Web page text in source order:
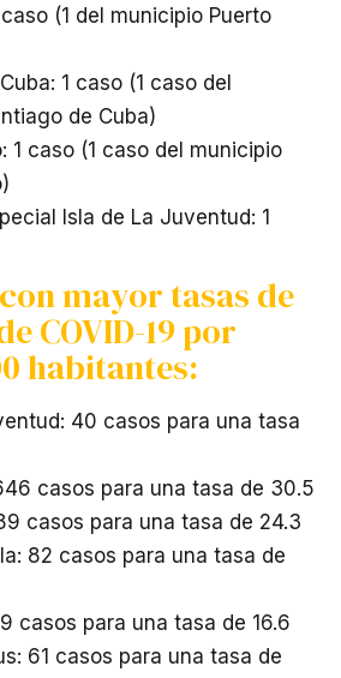
caso (1 del municipio Puerto
1 caso (1 caso del
de Cuba)
1 caso (1 caso del municipio
Isla de La Juventud: 1
mayor tasas de
COVID-19 por
habitantes:
40 casos para una tasa
casos para una tasa de 30.5
casos para una tasa de 24.3
82 casos para una tasa de
casos para una tasa de 16.6
61 casos para una tasa de